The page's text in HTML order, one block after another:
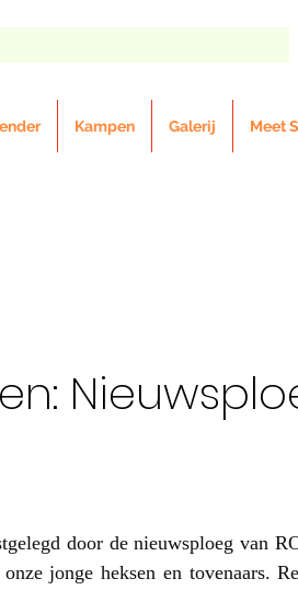
Kampen Galerij Meet
door de nieuwsploeg van
jonge heksen en tovenaars.